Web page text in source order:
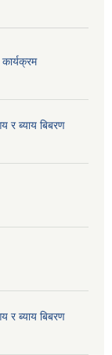
र ब्याय बिबरण
र ब्याय बिबरण